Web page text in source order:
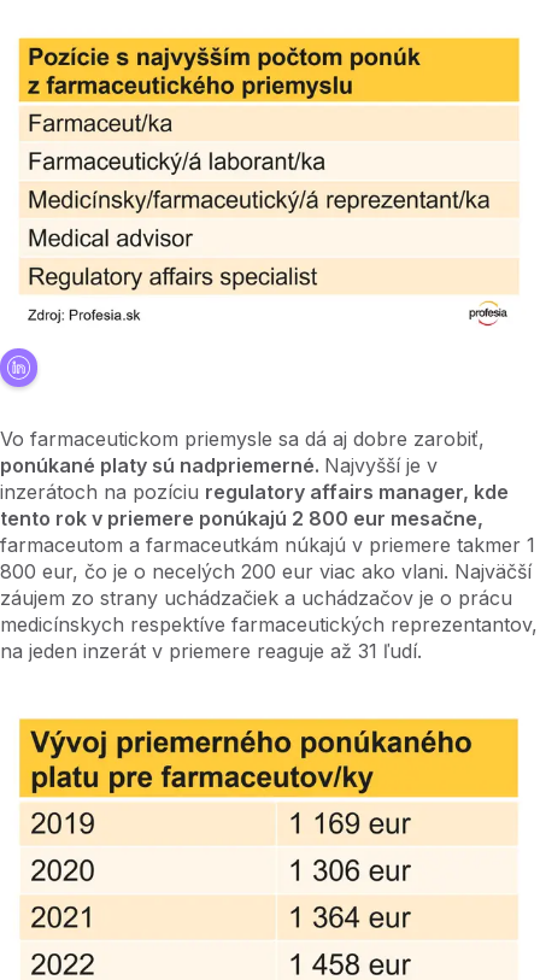
Vo farmaceutickom priemysle sa dá aj dobre zarobiť,
ponúkané platy sú nadpriemerné. Najvyšší je v
inzerátoch na pozíciu regulatory affairs manager, kde
tento rok v priemere ponúkajú 2 800 eur mesačne,
farmaceutom a farmaceutkám núkajú v priemere takmer 1
800 eur, čo je o necelých 200 eur viac ako vlani. Najväčší
záujem zo strany uchádzačiek a uchádzačov je o prácu
medicínskych respektíve farmaceutických reprezentantov,
na jeden inzerát v priemere reaguje až 31 ľudí.